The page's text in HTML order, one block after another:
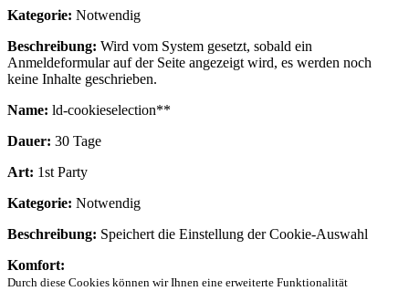
Kategorie: Notwendig
Beschreibung: Wird vom System gesetzt, sobald ein
Anmeldeformular auf der Seite angezeigt wird, es werden noch
keine Inhalte geschrieben.
Name: ld-cookieselection**
Dauer: 30 Tage
Art: 1st Party
Kategorie: Notwendig
Beschreibung: Speichert die Einstellung der Cookie-Auswahl
Komfort:
Durch diese Cookies können wir Ihnen eine erweiterte Funktionalität